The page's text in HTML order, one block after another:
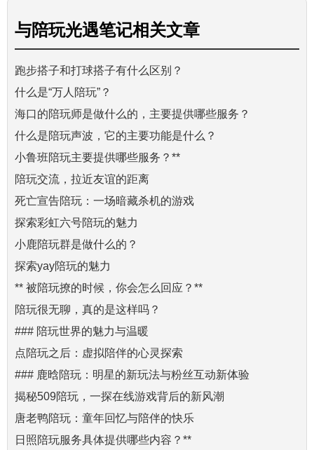
与陪玩光遇笔记相关文章
跑步搭子和打球搭子有什么区别？
什么是“万人陪玩”？
海口的陪玩师是做什么的，主要提供哪些服务？
什么是陪玩声波，它的主要功能是什么？
小鲁班陪玩主要提供哪些服务？**
陪玩交流，拉近友谊的距离
死亡宣告陪玩：一场暗藏杀机的游戏
探索彩虹六号陪玩的魅力
小鹿陪玩群是做什么的？
探索yay陪玩的魅力
** 被陪玩撩的时候，你会怎么回应？**
陪玩很无聊，真的是这样吗？
### 陪玩世界的魅力与温暖
点陪玩之后：虚拟陪伴的心灵探索
### 鹿晗陪玩：明星的新玩法与粉丝互动新体验
揭秘509陪玩，一探在线游戏背后的新风潮
唐老鸭陪玩：童年回忆与陪伴的快乐
日照陪玩服务具体提供哪些内容？**